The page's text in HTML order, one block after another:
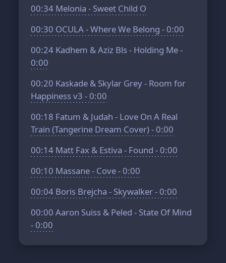
00:34 Melonia - Sweet Child O
00:30 OCULA - Where We Belong - 0:00
00:24 Kadhem & Aziz Bls - Holding Me -
0:00
00:20 Kaskade & Skylar Grey - Room for
Happiness v3 - 0:00
00:18 Fatum & Judah - Love On A Real
Train (Tangerine Dream Cover) - 0:00
00:14 Matt Fax & Estiva - Found - 0:00
00:10 Massane - Cove - 0:00
00:04 Boris Brejcha - Skywalker - 0:00
00:00 Aaron Suiss & Peled - State Of Mind
- 0:00